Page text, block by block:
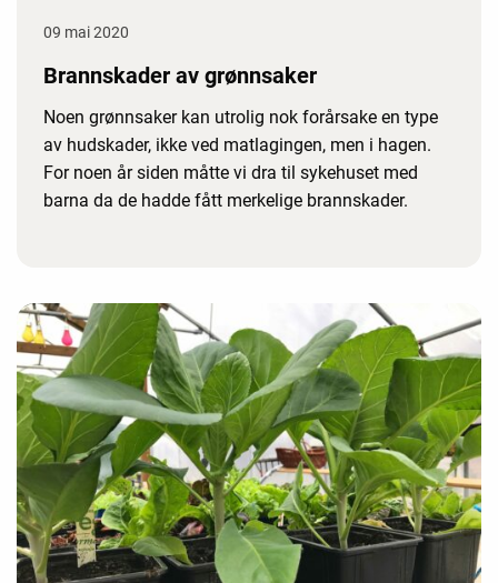
09 mai 2020
Brannskader av grønnsaker
Noen grønnsaker kan utrolig nok forårsake en type
av hudskader, ikke ved matlagingen, men i hagen.
For noen år siden måtte vi dra til sykehuset med
barna da de hadde fått merkelige brannskader.